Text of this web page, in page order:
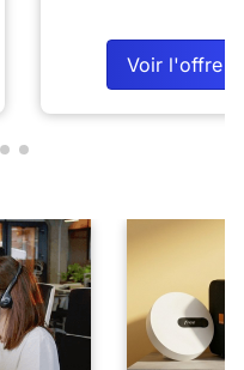
Voir l'offre